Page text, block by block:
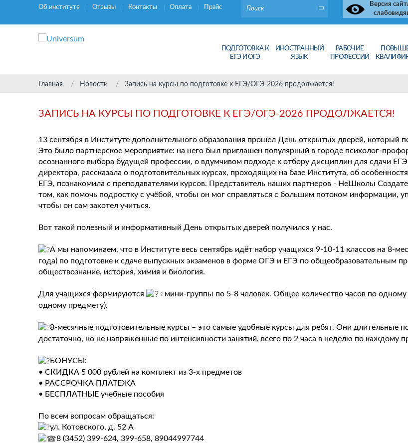
Об институте Отзывы Контакты Оплата Прайс
Версия
ПОДГОТОВКА К
ЕГЭ И ОГЭ
ИНОСТРАННЫЙ
ЯЗЫК
РАБОЧИЕ
ПРОФЕССИИ
Главная Новости Запись на курсы по подготовке к ЕГЭ/ОГЭ-2026 продолжается!
ЗАПИСЬ НА КУРСЫ ПО ПОДГОТОВКЕ К ЕГЭ/ОГЭ-2026 ПРОДОЛЖАЕТСЯ!
13 сентября в Институте дополнительного образования прошел День открытых дверей, который
Это было партнерское мероприятие: на него был приглашен популярный в городе психолог-
осознанного выбора будущей профессии, о вдумчивом подходе к отбору дисциплин для сдачи
директора, рассказала о подготовительных курсах, проходящих на базе Института, об
ЕГЭ, познакомила с преподавателями курсов. Представитель наших партнеров - НеШколы
том, как помочь подростку с учёбой, чтобы он мог справляться с большим потоком информации,
чтобы он сам захотел учиться.
Вот такой полезный и информативный День открытых дверей получился у нас.
А мы напоминаем, что в Институте весь сентябрь идёт набор учащихся 9-10-11 классов на 8-
года) по подготовке к сдаче выпускных экзаменов в форме ОГЭ и ЕГЭ по общеобразовательным
обществознание, история, химия и биология.
Для учащихся формируются
мини-группы по 5-8 человек. Общее количество часов по
одному предмету).
8-месячные подготовительные курсы – это самые удобные курсы для ребят. Они длительные
достаточно, но не напряженные по интенсивности занятий, всего по 2 часа в неделю по каждому
БОНУСЫ:
• СКИДКА 5 000 рублей на комплект из 3-х предметов
• РАССРОЧКА ПЛАТЕЖА
• БЕСПЛАТНЫЕ учебные пособия
По всем вопросам обращаться:
ул. Котовского, д. 52 А
8 (3452) 399-624, 399-658, 89044997744